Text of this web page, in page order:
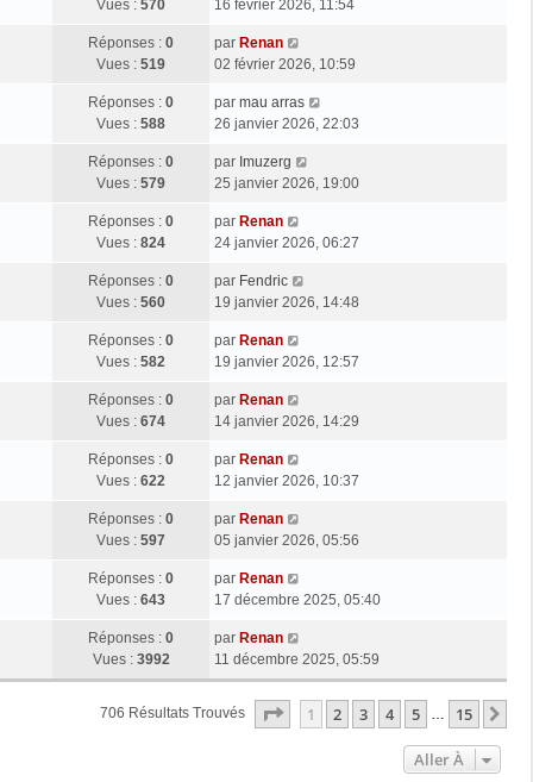
Vues : 570
16 février 2026, 11:54
Réponses : 0
Vues : 519
par Renan
02 février 2026, 10:59
Réponses : 0
Vues : 588
par mau arras
26 janvier 2026, 22:03
Réponses : 0
Vues : 579
par Imuzerg
25 janvier 2026, 19:00
Réponses : 0
Vues : 824
par Renan
24 janvier 2026, 06:27
Réponses : 0
Vues : 560
par Fendric
19 janvier 2026, 14:48
Réponses : 0
Vues : 582
par Renan
19 janvier 2026, 12:57
Réponses : 0
Vues : 674
par Renan
14 janvier 2026, 14:29
Réponses : 0
Vues : 622
par Renan
12 janvier 2026, 10:37
Réponses : 0
Vues : 597
par Renan
05 janvier 2026, 05:56
Réponses : 0
Vues : 643
par Renan
17 décembre 2025, 05:40
Réponses : 0
Vues : 3992
par Renan
11 décembre 2025, 05:59
706 Résultats Trouvés Page Sur15
1 2 3 4 5 … 15
Aller À